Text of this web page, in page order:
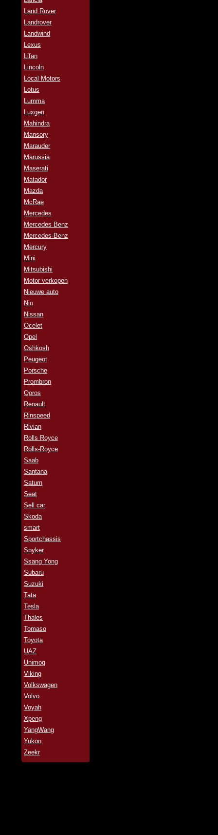
Land Rover
Landrover
Landwind
Lexus
Lifan
Lincoln
Local Motors
Lotus
Lumma
Luxgen
Mahindra
Mansory
Marauder
Marussia
Maserati
Matador
Mazda
McRae
Mercedes
Mercedes Benz
Mercedes-Benz
Mercury
Mini
Mitsubishi
Motor verkopen
Nieuwe auto
Nio
Nissan
Ocelet
Opel
Oshkosh
Peugeot
Porsche
Prombron
Qoros
Renault
Rinspeed
Rivian
Rolls Royce
Rolls-Royce
Saab
Santana
Saturn
Seat
Sell car
Skoda
smart
Sportchassis
Spyker
Ssang Yong
Subaru
Suzuki
Tata
Tesla
Thales
Tomaso
Toyota
UAZ
Unimog
Viking
Volkswagen
Volvo
Voyah
Xpeng
YangWang
Yukon
Zeekr